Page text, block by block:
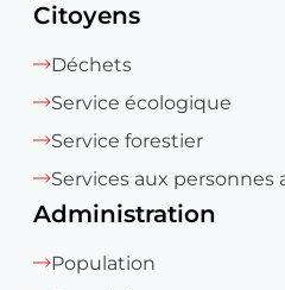
Citoyens
Déchets
Service écologique
Service forestier
Services aux personnes
Administration
Population